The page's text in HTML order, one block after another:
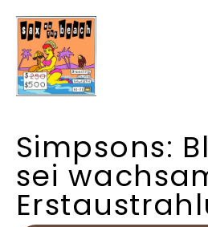
Simpsons:
sei